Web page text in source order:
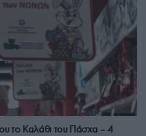
το Καλάθι του Πάσχα – 4